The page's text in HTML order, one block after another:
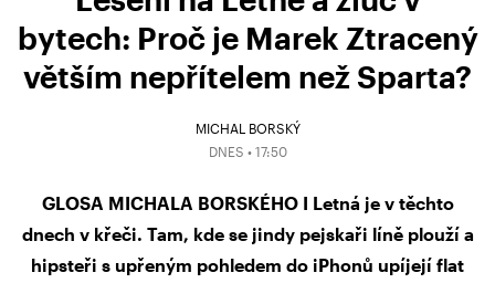
bytech: Proč je Marek Ztracený
větším nepřítelem než Sparta?
MICHAL BORSKÝ
DNES • 17:50
GLOSA MICHALA BORSKÉHO I Letná je v těchto
dnech v křeči. Tam, kde se jindy pejskaři líně plouží a
hipsteři s upřeným pohledem do iPhonů upíjejí flat